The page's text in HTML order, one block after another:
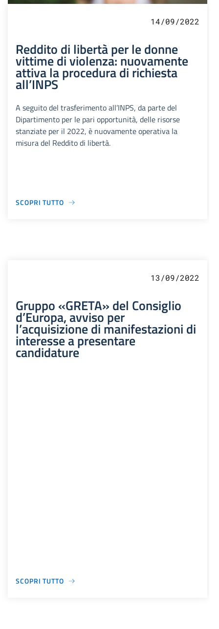
14/09/2022
Reddito di libertà per le donne
vittime di violenza: nuovamente
attiva la procedura di richiesta
all’INPS
A seguito del trasferimento all’INPS, da parte del
Dipartimento per le pari opportunità, delle risorse
stanziate per il 2022, è nuovamente operativa la
misura del Reddito di libertà.
SCOPRI TUTTO
13/09/2022
Gruppo «GRETA» del Consiglio
d’Europa, avviso per
l’acquisizione di manifestazioni di
interesse a presentare
candidature
SCOPRI TUTTO